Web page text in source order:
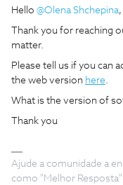
Hello @Olena Shchepina,
Thank you for reaching
matter.
Please tell us if you can
the web version here.
What is the version of
Thank you
Ajude a comunidade a
como "Melhor